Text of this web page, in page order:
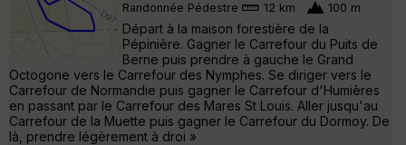
Randonnée Pédestre 12 km 100 m
Départ à la maison forestière de la
Pépinière. Gagner le Carrefour du Puits de
Berne puis prendre à gauche le Grand
Octogone vers le Carrefour des Nymphes. Se diriger vers le
Carrefour de Normandie puis gagner le Carrefour d'Humières
en passant par le Carrefour des Mares St Louis. Aller jusqu'au
Carrefour de la Muette puis gagner le Carrefour du Dormoy. De
là, prendre légèrement à droi »